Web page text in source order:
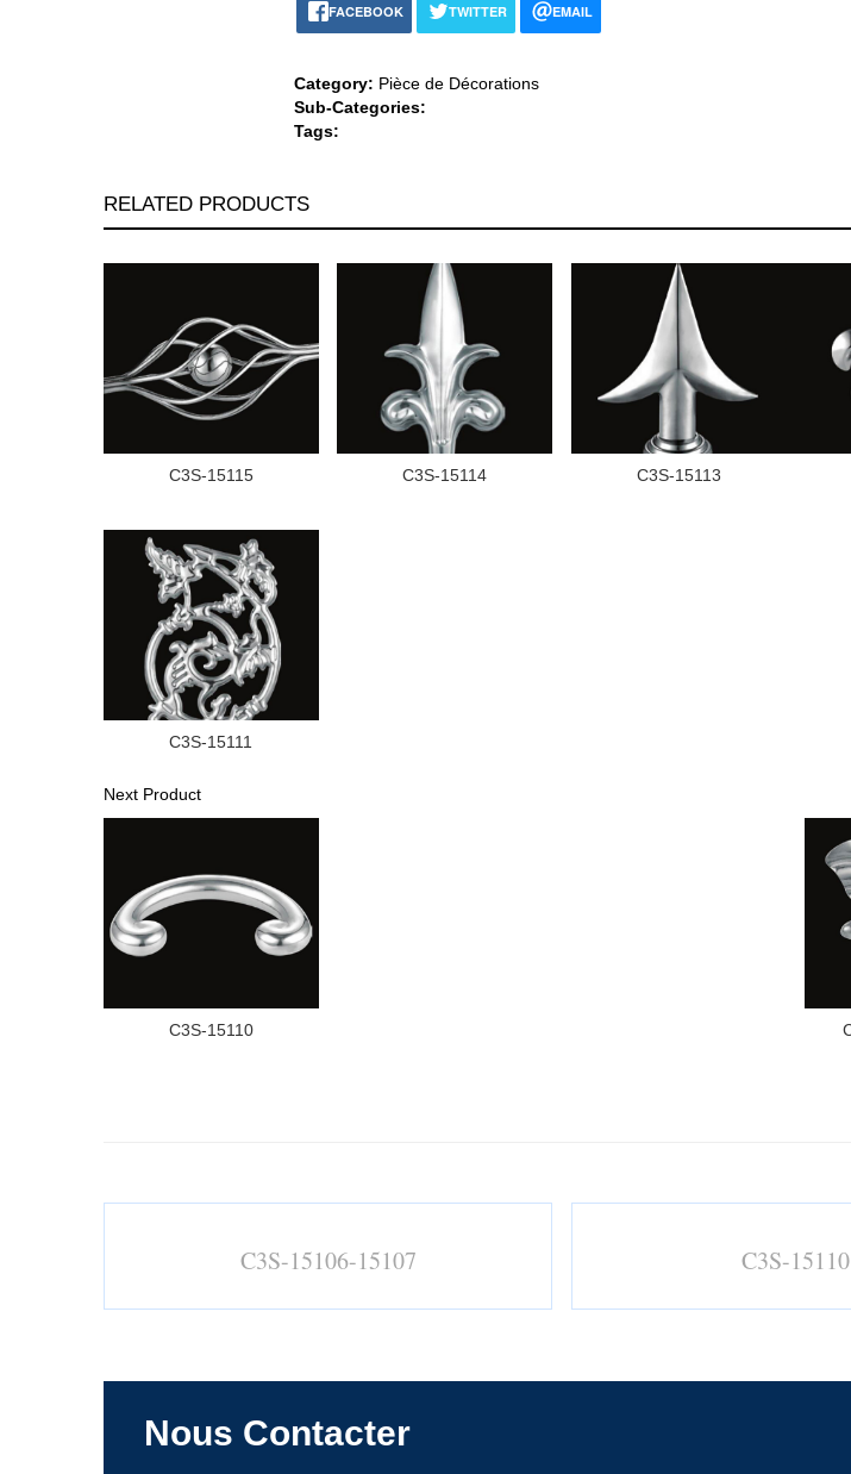
FACEBOOK TWITTER EMAIL
Category: Pièce de Décorations
Sub-Categories:
Tags:
RELATED PRODUCTS
C3S-15115 C3S-15114 C3S-15113
C3S-15111
Next Product
C3S-15110
C3S-15106-15107 C3S-15110
Nous Contacter